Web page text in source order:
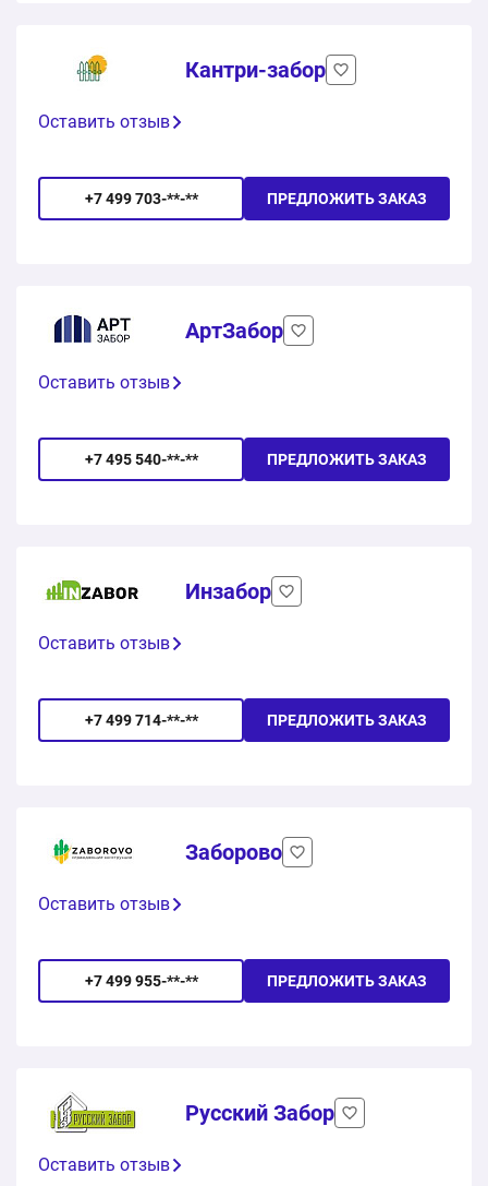
Кантри-забор
+7 499 703-**-** ПРЕДЛОЖИТЬ ЗАКАЗ
Оставить отзыв
АртЗабор
+7 495 540-**-** ПРЕДЛОЖИТЬ ЗАКАЗ
Оставить отзыв
Инзабор
+7 499 714-**-** ПРЕДЛОЖИТЬ ЗАКАЗ
Оставить отзыв
Заборово
+7 499 955-**-** ПРЕДЛОЖИТЬ ЗАКАЗ
Оставить отзыв
Русский Забор
Оставить отзыв